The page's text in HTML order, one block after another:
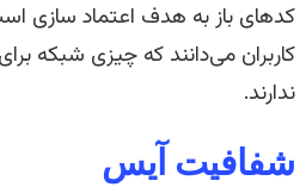
کدهای باز به هدف اعتماد سازی
کاربران می‌دانند که چیزی شبکه
ندارند.
شفافیت آیس